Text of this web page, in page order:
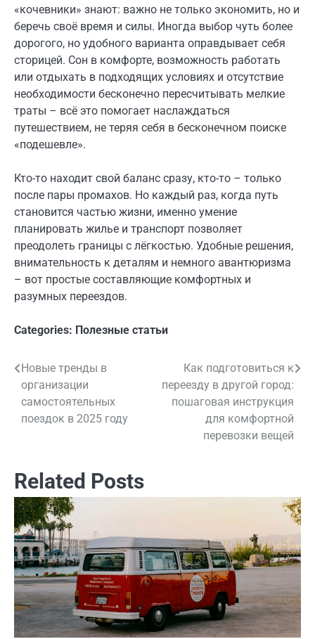
«кочевники» знают: важно не только экономить, но и
беречь своё время и силы. Иногда выбор чуть более
дорогого, но удобного варианта оправдывает себя
сторицей. Сон в комфорте, возможность работать
или отдыхать в подходящих условиях и отсутствие
необходимости бесконечно пересчитывать мелкие
траты – всё это помогает наслаждаться
путешествием, не теряя себя в бесконечном поиске
«подешевле».
Кто-то находит свой баланс сразу, кто-то – только
после пары промахов. Но каждый раз, когда путь
становится частью жизни, именно умение
планировать жилье и транспорт позволяет
преодолеть границы с лёгкостью. Удобные решения,
внимательность к деталям и немного авантюризма
– вот простые составляющие комфортных и
разумных переездов.
Categories: Полезные статьи
Навигация
по
записям
Новые тренды в
организации
самостоятельных
поездок в 2025 году
Как подготовиться к
переезду в другой город:
пошаговая инструкция
для комфортной
перевозки вещей
Related Posts